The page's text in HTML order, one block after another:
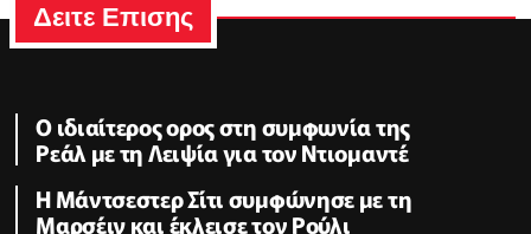
Δειτε Επισης
Ο ιδιαίτερος ορος στη συμφωνία της
Ρεάλ με τη Λειψία για τον Ντιομαντέ
Η Μάντσεστερ Σίτι συμφώνησε με τη
Μαρσέιγ και έκλεισε τον Ρούλι